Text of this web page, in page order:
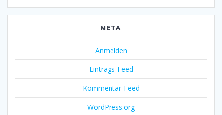
META
Anmelden
Eintrags-Feed
Kommentar-Feed
WordPress.org